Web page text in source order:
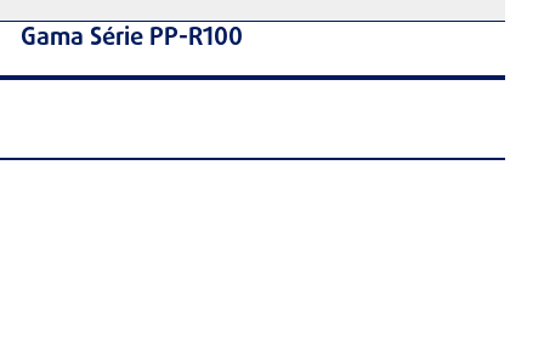
Gama Série PP-R100